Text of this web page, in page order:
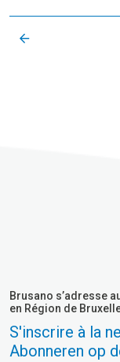
Brusano s’adresse
en Région de
S'inscrire à la
Abonneren op